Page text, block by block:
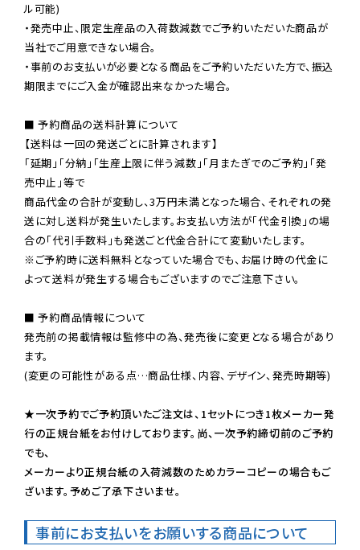
ル可能)
・発売中止、限定生産品の入荷数減数でご予約いただいた商品が
当社でご用意できない場合。
・事前のお支払いが必要となる商品をご予約いただいた方で、振込
期限までにご入金が確認出来なかった場合。
■ 予約商品の送料計算について
【送料は一回の発送ごとに計算されます】
「延期」「分納」「生産上限に伴う減数」「月またぎでのご予約」「発
売中止」等で
商品代金の合計が変動し、3万円未満となった場合、それぞれの発
送に対し送料が発生いたします。お支払い方法が「代金引換」の場
※ご予約時に送料無料となっていた場合でも、お届け時の代金に
よって送料が発生する場合もございますのでご注意下さい。
■ 予約商品情報について
発売前の掲載情報は監修中の為、発売後に変更となる場合があり
ます。
(変更の可能性がある点…商品仕様、内容、デザイン、発売時期等)
★一次予約でご予約頂いたご注文は、1セットにつき1枚メーカー発
行の正規台紙をお付けしております。尚、一次予約締切前のご予約
でも、
メーカーより正規台紙の入荷減数のためカラーコピーの場合もご
ざいます。予めご了承下さいませ。
事前にお支払いをお願いする商品について